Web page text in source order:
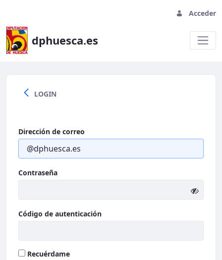
Acceder
dphuesca.es
Welcome
LOGIN
Dirección de correo
Contraseña
Código de autenticación
Recuérdame